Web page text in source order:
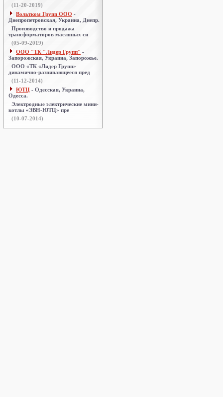
(11-20-2019)
Вольтком Групп ООО -
Днепропетровская, Украина, Днепр.
Производство и продажа
трансформаторов масляных си
(05-09-2019)
ООО "ТК "Лидер Групп" -
Запорожская, Украина, Запорожье.
ООО «ТК «Лидер Групп»
динамично-развивающееся пред
(11-12-2014)
ЮТЦ - Одесская, Украина,
Одесса.
Электродные электрические мини-
котлы «ЭВН-ЮТЦ» пре
(10-07-2014)